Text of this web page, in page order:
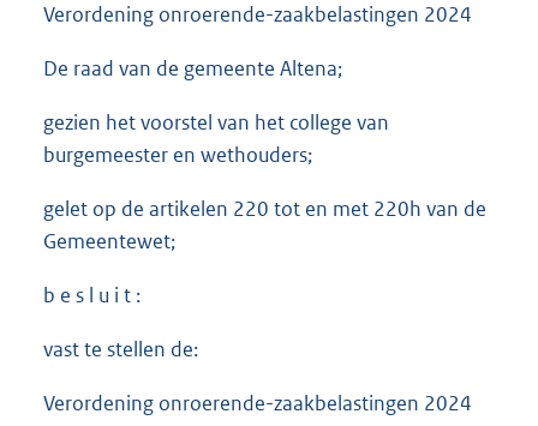
Verordening onroerende-zaakbelastingen 2024
De raad van de gemeente Altena;
gezien het voorstel van het college van
burgemeester en wethouders;
gelet op de artikelen 220 tot en met 220h van de
Gemeentewet;
b e s l u i t :
vast te stellen de:
Verordening onroerende-zaakbelastingen 2024